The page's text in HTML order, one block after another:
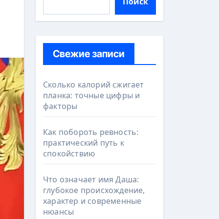
Свежие записи
Сколько калорий сжигает
планка: точные цифры и
факторы
Как побороть ревность:
практический путь к
спокойствию
Что означает имя Даша:
глубокое происхождение,
характер и современные
нюансы